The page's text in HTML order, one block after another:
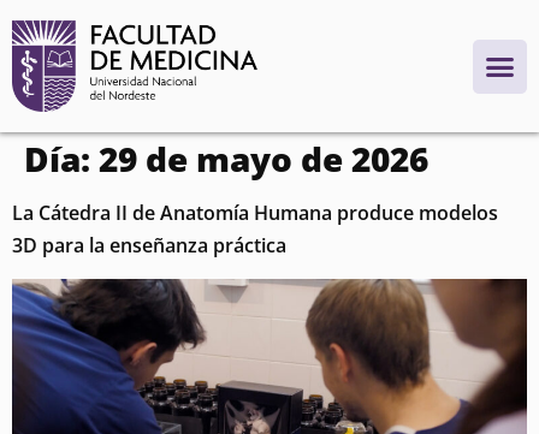
contenido
Día: 29 de mayo de 2026
La Cátedra II de Anatomía Humana produce modelos
3D para la enseñanza práctica